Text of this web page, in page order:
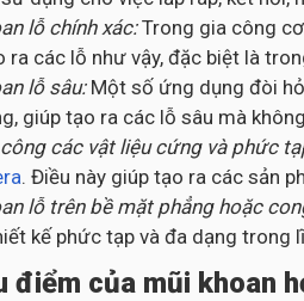
lỗ chính xác:Trong gia công
ra các lỗ như vậy, đặc biệt là
lỗ sâu: Một số ứng dụng đòi
giúp tạo ra các lỗ sâu mà
công các vật liệu cứng và phức
. Điều này giúp tạo ra các sản
lỗ trên bề mặt phẳng hoặc
kế phức tạp và đa dạng trong
điểm của mũi khoan